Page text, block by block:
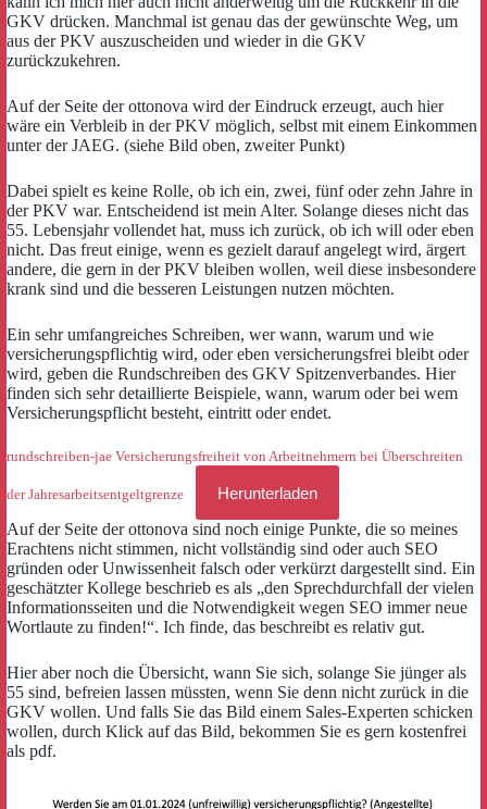
GKV drücken. Manchmal ist genau das der gewünschte Weg, um
aus der PKV auszuscheiden und wieder in die GKV
zurückzukehren.
Auf der Seite der ottonova wird der Eindruck erzeugt, auch hier
wäre ein Verbleib in der PKV möglich, selbst mit einem Einkommen
unter der JAEG. (siehe Bild oben, zweiter Punkt)
Dabei spielt es keine Rolle, ob ich ein, zwei, fünf oder zehn Jahre in
der PKV war. Entscheidend ist mein Alter. Solange dieses nicht das
55. Lebensjahr vollendet hat, muss ich zurück, ob ich will oder eben
nicht. Das freut einige, wenn es gezielt darauf angelegt wird, ärgert
andere, die gern in der PKV bleiben wollen, weil diese insbesondere
krank sind und die besseren Leistungen nutzen möchten.
Ein sehr umfangreiches Schreiben, wer wann, warum und wie
versicherungspflichtig wird, oder eben versicherungsfrei bleibt oder
wird, geben die Rundschreiben des GKV Spitzenverbandes. Hier
finden sich sehr detaillierte Beispiele, wann, warum oder bei wem
Versicherungspflicht besteht, eintritt oder endet.
rundschreiben-jae Versicherungsfreiheit von Arbeitnehmern bei Überschreiten
der Jahresarbeitsentgeltgrenze
Herunterladen
Auf der Seite der ottonova sind noch einige Punkte, die so meines
Erachtens nicht stimmen, nicht vollständig sind oder auch SEO
gründen oder Unwissenheit falsch oder verkürzt dargestellt sind. Ein
geschätzter Kollege beschrieb es als „den Sprechdurchfall der vielen
Informationsseiten und die Notwendigkeit wegen SEO immer neue
Wortlaute zu finden!“. Ich finde, das beschreibt es relativ gut.
Hier aber noch die Übersicht, wann Sie sich, solange Sie jünger als
55 sind, befreien lassen müssten, wenn Sie denn nicht zurück in die
GKV wollen. Und falls Sie das Bild einem Sales-Experten schicken
wollen, durch Klick auf das Bild, bekommen Sie es gern kostenfrei
als pdf.